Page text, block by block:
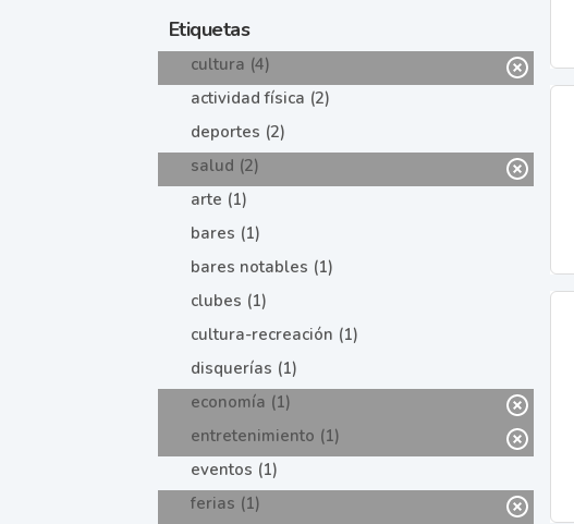
Etiquetas
cultura (4)
actividad física (2)
deportes (2)
salud (2)
arte (1)
bares (1)
bares notables (1)
clubes (1)
cultura-recreación (1)
disquerías (1)
economía (1)
entretenimiento (1)
eventos (1)
ferias (1)